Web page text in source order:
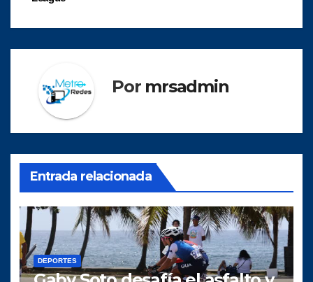
Por mrsadmin
Entrada relacionada
DEPORTES